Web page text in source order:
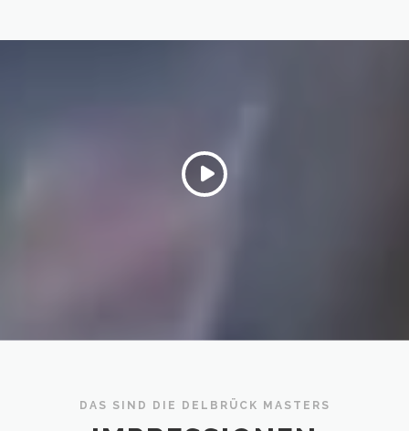
DAS SIND DIE DELBRÜCK MASTERS